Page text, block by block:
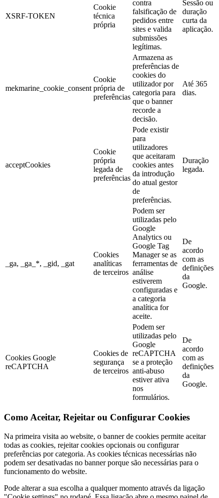
XSRF-TOKEN
Cookie
técnica
própria
contra
falsificação de
pedidos entre
sites e valida
submissões
legítimas.
Sessão ou
duração
curta da
aplicação.
mekmarine_cookie_consent
Cookie
própria de
preferências
Armazena as
preferências de
cookies do
utilizador por
categoria para
que o banner
recorde a
decisão.
Até 365
dias.
acceptCookies
Cookie
própria
legada de
preferências
Pode existir
para
utilizadores
que aceitaram
cookies antes
da introdução
do atual gestor
de
preferências.
Duração
legada.
_ga, _ga_*, _gid, _gat
Cookies
analíticas
de terceiros
Podem ser
utilizadas pelo
Google
Analytics ou
Google Tag
Manager se as
ferramentas de
análise
estiverem
configuradas e
a categoria
analítica for
aceite.
De
acordo
com as
definições
da
Google.
Cookies Google
reCAPTCHA
Cookies de
segurança
de terceiros
Podem ser
utilizadas pelo
Google
reCAPTCHA
se a proteção
anti-abuso
estiver ativa
nos
formulários.
De
acordo
com as
definições
da
Google.
Como Aceitar, Rejeitar ou Configurar Cookies
Na primeira visita ao website, o banner de cookies permite aceitar
todas as cookies, rejeitar cookies opcionais ou configurar
preferências por categoria. As cookies técnicas necessárias não
podem ser desativadas no banner porque são necessárias para o
funcionamento do website.
Pode alterar a sua escolha a qualquer momento através da ligação